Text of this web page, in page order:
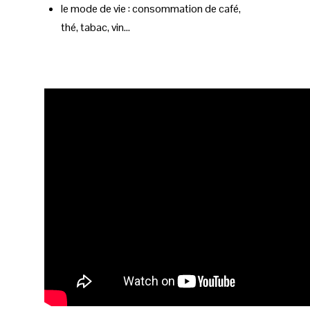
le mode de vie : consommation de café,
thé, tabac, vin…